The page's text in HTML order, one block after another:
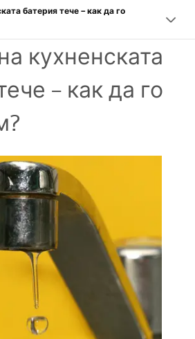
батерия тече – как да го
кухненската
– как да го